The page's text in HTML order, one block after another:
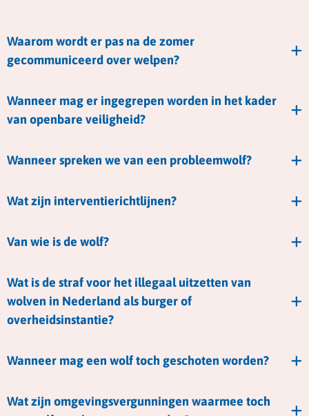
Waarom wordt er pas na de zomer
gecommuniceerd over welpen?
Wanneer mag er ingegrepen worden in het kader
van openbare veiligheid?
Wanneer spreken we van een probleemwolf?
Wat zijn interventierichtlijnen?
Van wie is de wolf?
Wat is de straf voor het illegaal uitzetten van
wolven in Nederland als burger of
overheidsinstantie?
Wanneer mag een wolf toch geschoten worden?
Wat zijn omgevingsvergunningen waarmee toch